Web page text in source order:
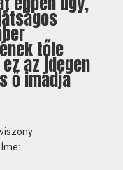
tőle
az idegen
ő imádja